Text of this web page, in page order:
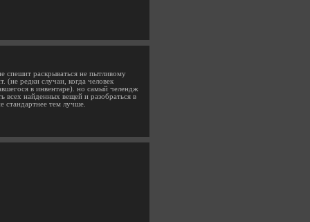
спешит раскрываться не пытливому
редки случаи, когда человек
в инвентаре). но самый челендж
всех найденных вещей и разобраться в
тем лучше.